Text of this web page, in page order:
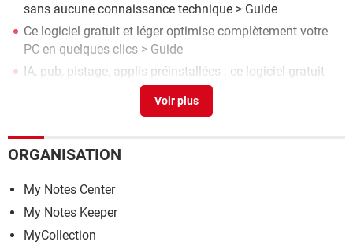
sans aucune connaissance technique > Guide
Ce logiciel gratuit et léger optimise complètement votre
PC en quelques clics > Guide
IA, pub, pistage, applis préinstallées : ce logiciel gratuit
supprime tout le superflu de Windows
Microsoft Money 2005 : gratuit et fonctionnel sous
Facturation
Windows> Guide
ORGANISATION
My Notes Center
My Notes Keeper
MyCollection